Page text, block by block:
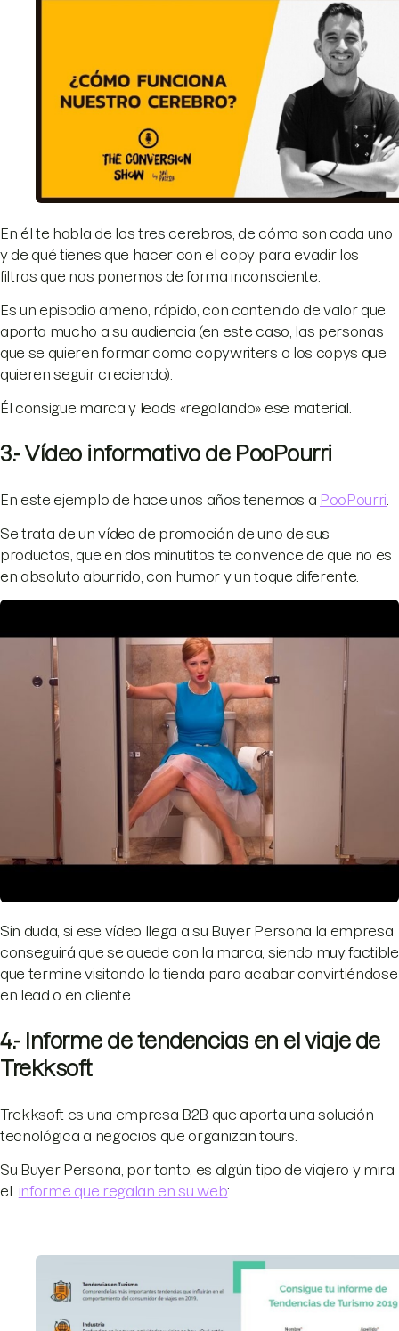
En él te habla de los tres cerebros, de cómo son cada uno
y de qué tienes que hacer con el copy para evadir los
filtros que nos ponemos de forma inconsciente.
Es un episodio ameno, rápido, con contenido de valor que
aporta mucho a su audiencia (en este caso, las personas
que se quieren formar como copywriters o los copys que
quieren seguir creciendo).
Él consigue marca y leads «regalando» ese material.
3.- Vídeo informativo de PooPourri
En este ejemplo de hace unos años tenemos a PooPourri
Se trata de un vídeo de promoción de uno de sus
productos, que en dos minutitos te convence de que no es
en absoluto aburrido, con humor y un toque diferente.
Sin duda, si ese vídeo llega a su Buyer Persona la empresa
conseguirá que se quede con la marca, siendo muy factible
que termine visitando la tienda para acabar convirtiéndose
en lead o en cliente.
4.- Informe de tendencias en el viaje de
Trekksoft
Trekksoft es una empresa B2B que aporta una solución
tecnológica a negocios que organizan tours.
Su Buyer Persona, por tanto, es algún tipo de viajero y mira
el informe que regalan en su web: